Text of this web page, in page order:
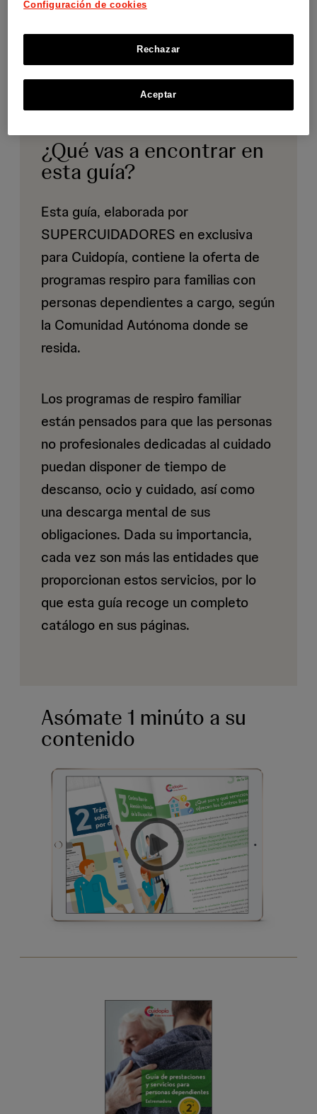
¿Qué vas a encontrar en
esta guía?
Esta guía, elaborada por
SUPERCUIDADORES en exclusiva
para Cuidopía, contiene la oferta de
programas respiro para familias con
personas dependientes a cargo, según
la Comunidad Autónoma donde se
resida.
Los programas de respiro familiar
están pensados para que las personas
no profesionales dedicadas al cuidado
puedan disponer de tiempo de
descanso, ocio y cuidado, así como
una descarga mental de sus
obligaciones. Dada su importancia,
cada vez son más las entidades que
proporcionan estos servicios, por lo
que esta guía recoge un completo
catálogo en sus páginas.
Asómate 1 minúto a su
contenido
ayudas por parte de las instituciones y organismos competentes.
Configuración de cookies
Rechazar
Aceptar